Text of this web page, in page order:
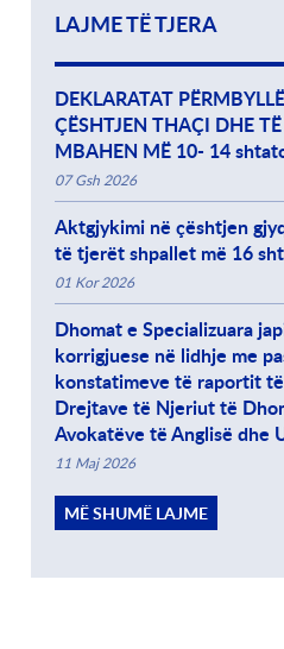
LAJME TË TJERA
DEKLARATAT
ÇËSHTJEN THAÇI DHE TË
MBAHEN MË 10- 14
07 Gsh 2026
Aktgjykimi në çështjen
të tjerët shpallet më 16
01 Kor 2026
Dhomat e Specializuara
korrigjuese në lidhje me
konstatimeve të raportit
Drejtave të Njeriut të
Avokatëve të Anglisë dhe
11 Maj 2026
MË SHUMË LAJME